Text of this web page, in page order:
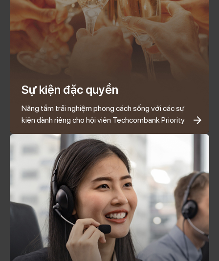
Sự kiện đặc quyền
Nâng tầm trải nghiệm phong cách sống với các sự
kiện dành riêng cho hội viên Techcombank Priority